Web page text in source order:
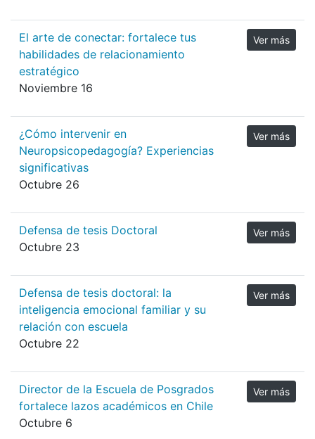
El arte de conectar: fortalece tus
habilidades de relacionamiento
estratégico
Noviembre 16
Ver más
¿Cómo intervenir en
Neuropsicopedagogía? Experiencias
significativas
Octubre 26
Ver más
Defensa de tesis Doctoral
Octubre 23
Ver más
Defensa de tesis doctoral: la
inteligencia emocional familiar y su
relación con escuela
Octubre 22
Ver más
Director de la Escuela de Posgrados
fortalece lazos académicos en Chile
Octubre 6
Ver más